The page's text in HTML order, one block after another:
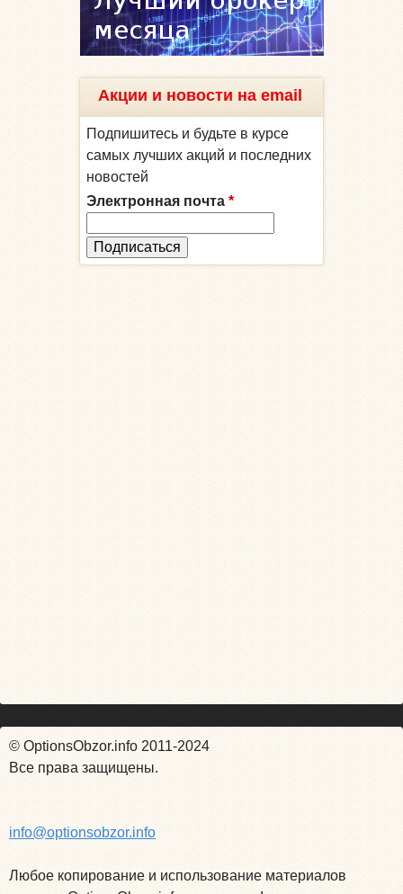
Акции и новости на email
Подпишитесь и будьте в курсе
самых лучших акций и последних
новостей
Электронная почта *
© OptionsObzor.info 2011-2024
Все права защищены.
info@optionsobzor.info
Любое копирование и использование материалов